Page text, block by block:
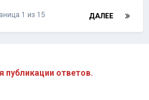
ситуации с Сандалем .
труд и время. Обсирая каждый